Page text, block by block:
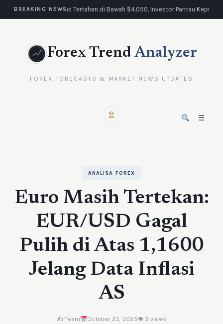
BREAKING NEWSEmas Tertahan di Bawah $4.050, Investor Pantau
Forex Trend Analyzer
FOREX FORECASTS & MARKET NEWS UPDATES
☰
ANALISA FOREX
Euro Masih Tertekan:
EUR/USD Gagal
Pulih di Atas 1,1600
Jelang Data Inflasi
AS
✍️ Team October 23, 2025👁 3 views